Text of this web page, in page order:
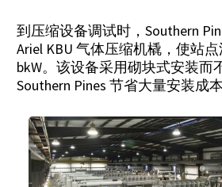
到压缩设备调试时，Southern
Ariel KBU 气体压缩机橇，使站
bkW。该设备采用砌块式安装而
Southern Pines 节省大量安装成本